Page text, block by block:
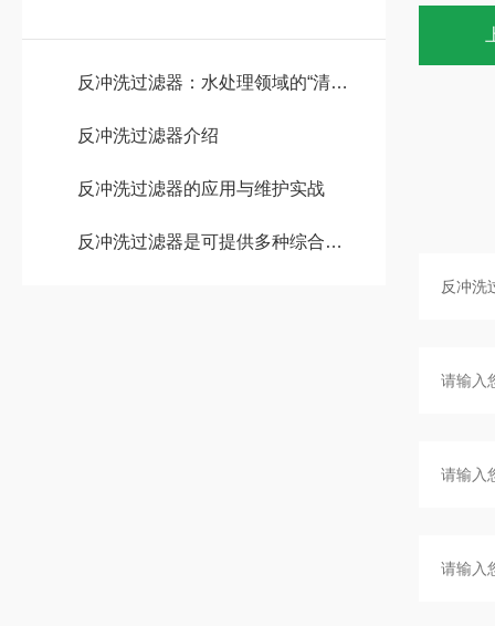
反冲洗过滤器：水处理领域的“清道夫”
反冲洗过滤器介绍
反冲洗过滤器的应用与维护实战
反冲洗过滤器是可提供多种综合性用途的工业自动过滤器